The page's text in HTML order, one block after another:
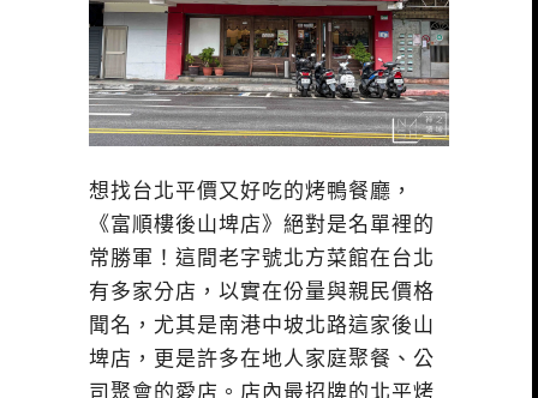
想找台北平價又好吃的烤鴨餐廳，
《富順樓後山埤店》絕對是名單裡的
常勝軍！這間老字號北方菜館在台北
有多家分店，以實在份量與親民價格
聞名，尤其是南港中坡北路這家後山
埤店，更是許多在地人家庭聚餐、公
司聚會的愛店。店內最招牌的北平烤